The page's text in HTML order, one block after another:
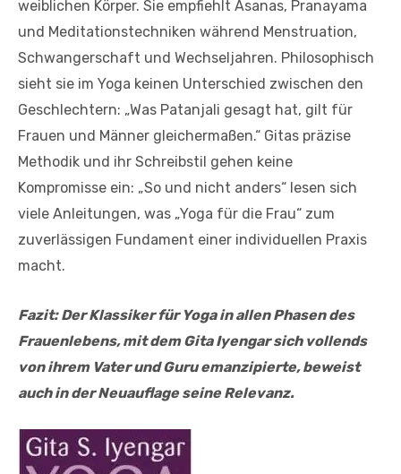
weiblichen Körper. Sie empfiehlt Asanas, Pranayama
und Meditationstechniken während Menstruation,
Schwangerschaft und Wechseljahren. Philosophisch
sieht sie im Yoga keinen Unterschied zwischen den
Geschlechtern: „Was Patanjali gesagt hat, gilt für
Frauen und Männer gleichermaßen.“ Gitas präzise
Methodik und ihr Schreibstil gehen keine
Kompromisse ein: „So und nicht anders“ lesen sich
viele Anleitungen, was „Yoga für die Frau“ zum
zuverlässigen Fundament einer individuellen Praxis
macht.
Fazit: Der Klassiker für Yoga in allen Phasen des
Frauenlebens, mit dem Gita Iyengar sich vollends
von ihrem Vater und Guru emanzipierte, beweist
auch in der Neuauflage seine Relevanz.